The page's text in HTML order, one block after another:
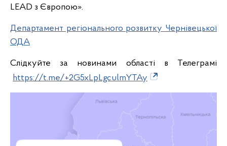
LEAD з Європою».
Департамент регіонального розвитку Чернівецької
ОДА
Слідкуйте за новинами області в Телеграмі
https://t.me/+2G5xLpLgculmYTAy